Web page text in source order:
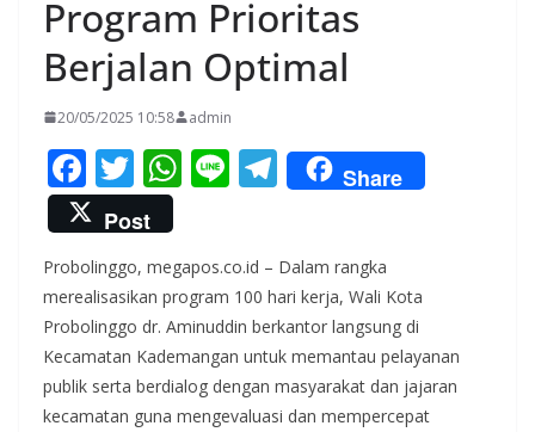
Program Prioritas
Berjalan Optimal
20/05/2025 10:58 admin
F
ac
e
b
o
o
k
T
w
itt
er
W
s
A
p
p
Li T
el
gr
a
m
Share
Post
Probolinggo, megapos.co.id – Dalam rangka
merealisasikan program 100 hari kerja, Wali Kota
Probolinggo dr. Aminuddin berkantor langsung di
Kecamatan Kademangan untuk memantau pelayanan
publik serta berdialog dengan masyarakat dan jajaran
kecamatan guna mengevaluasi dan mempercepat